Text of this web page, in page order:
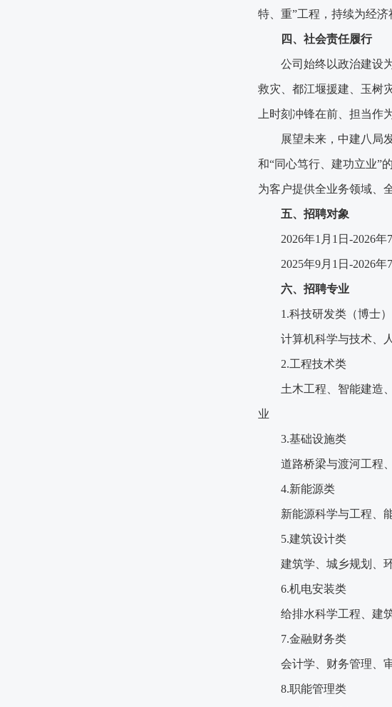
特、重”工程，持续为经济
四、社会责任履行
公司始终以政治建设
救灾、都江堰援建、玉树
上时刻冲锋在前、担当作
展望未来，中建八局
和“同心笃行、建功立业”
为客户提供全业务领域、
五、招聘对象
2026年1月1日-2026年
2025年9月1日-2026年
六、招聘专业
1.科技研发类（博士）
计算机科学与技术、
2.工程技术类
土木工程、智能建造
业
3.基础设施类
道路桥梁与渡河工程
4.新能源类
新能源科学与工程、
5.建筑设计类
建筑学、城乡规划、
6.机电安装类
给排水科学工程、建
7.金融财务类
会计学、财务管理、
8.职能管理类